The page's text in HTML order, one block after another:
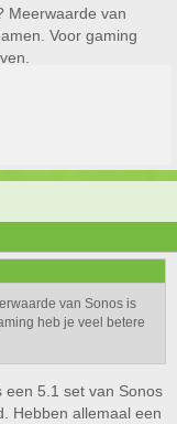
Meerwaarde van
Voor gaming
van Sonos is
heb je veel betere
een 5.1 set van Sonos
Hebben allemaal een